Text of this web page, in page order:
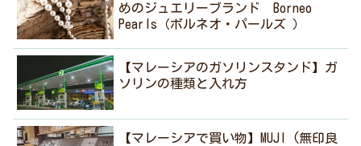
めのジュエリーブランド Borneo
Pearls（ボルネオ・パールズ ）
【マレーシアのガソリンスタンド】ガ
ソリンの種類と入れ方
【マレーシアで買い物】MUJI (無印良